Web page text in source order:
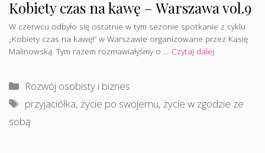
Kobiety czas na kawę – Warszawa vol.9
W czerwcu odbyło się ostatnie w tym sezonie spotkanie z cyklu
„Kobiety czas na kawę!” w Warszawie organizowane przez Kasię
Malinowską. Tym razem rozmawiałyśmy o … Czytaj dalej
Kategorie
Rozwój osobisty i biznes
Tagi
przyjaciółka,życie po swojemu,życie w zgodzie ze
sobą